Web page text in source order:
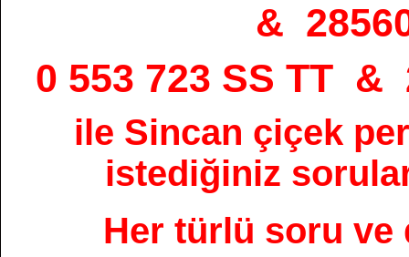
&
0 553 723 SS TT
ile Sincan çiçek
istediğiniz
Her türlü soru